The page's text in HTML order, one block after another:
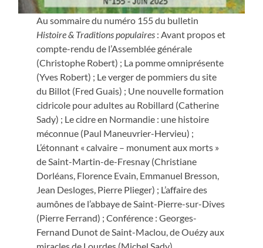
Au sommaire du numéro 155 du bulletin
Histoire & Traditions populaires : Avant propos et
compte-rendu de l’Assemblée générale
(Christophe Robert) ; La pomme omniprésente
(Yves Robert) ; Le verger de pommiers du site
du Billot (Fred Guais) ; Une nouvelle formation
cidricole pour adultes au Robillard (Catherine
Sady) ; Le cidre en Normandie : une histoire
méconnue (Paul Maneuvrier-Hervieu) ;
L’étonnant « calvaire – monument aux morts »
de Saint-Martin-de-Fresnay (Christiane
Dorléans, Florence Evain, Emmanuel Bresson,
Jean Desloges, Pierre Plieger) ; L’affaire des
aumônes de l’abbaye de Saint-Pierre-sur-Dives
(Pierre Ferrand) ; Conférence : Georges-
Fernand Dunot de Saint-Maclou, de Ouézy aux